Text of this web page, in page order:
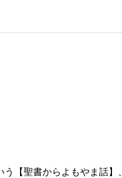
【聖書からよもやま話】